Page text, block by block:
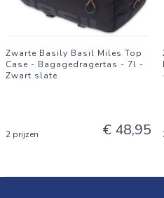
Zwarte Basily Basil Miles Top
Case - Bagagedragertas - 7l -
Zwart slate
2 prijzen € 48,95